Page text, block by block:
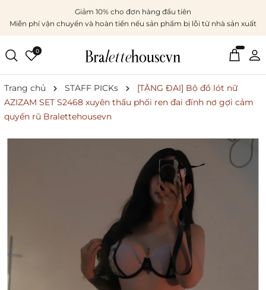
Giảm 10% cho đơn hàng đầu tiên
Miễn phí vận chuyển và hoàn tiền nếu sản phẩm bị lỗi từ nhà sản xuất
0
Trang chủ STAFF PICKs
[TẶNG ĐAI] Bộ đồ lót nữ
AZIZAM SET S2468 xuyên thấu phối ren đai đính nơ gợi cảm
quyến rũ Bralettehousevn